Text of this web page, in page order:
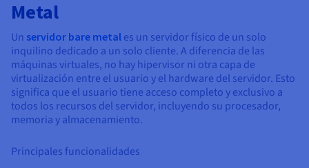
Precios
Disponibilidad por regiones
Documentación
Roadmap & Changelog
Observabilidad
Roadmap y Changelog
Roadmap & Changelog
Roadmap & Changelog
Metal
Un servidor bare metal es un servidor físico de un solo
inquilino dedicado a un solo cliente. A diferencia de las
máquinas virtuales, no hay hipervisor ni otra capa de
virtualización entre el usuario y el hardware del servidor. Esto
significa que el usuario tiene acceso completo y exclusivo a
todos los recursos del servidor, incluyendo su procesador,
memoria y almacenamiento.
Principales funcionalidades